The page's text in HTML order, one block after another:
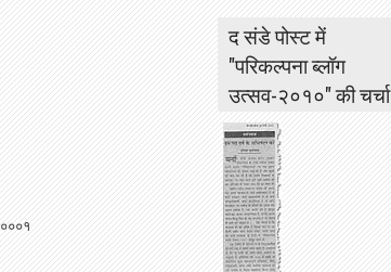
द संडे पोस्ट में
"परिकल्पना ब्लॉग
उत्सव-२०१०" की चर्चा